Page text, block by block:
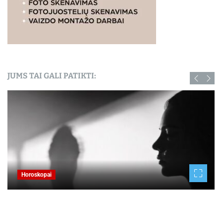
JUMS TAI GALI PATIKTI:
Horoskopai